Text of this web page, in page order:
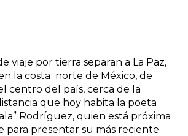
viaje por tierra separan a La Paz,
la costa norte de México, de
centro del país, cerca de la
que hoy habita la poeta
Rodríguez, quien está próxima
para presentar su más reciente